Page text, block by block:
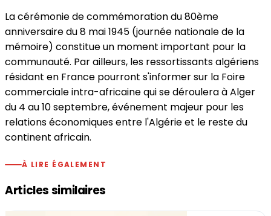
La cérémonie de commémoration du 80ème
anniversaire du 8 mai 1945 (journée nationale de la
mémoire) constitue un moment important pour la
communauté. Par ailleurs, les ressortissants algériens
résidant en France pourront s'informer sur la Foire
commerciale intra-africaine qui se déroulera à Alger
du 4 au 10 septembre, événement majeur pour les
relations économiques entre l'Algérie et le reste du
continent africain.
À LIRE ÉGALEMENT
Articles similaires